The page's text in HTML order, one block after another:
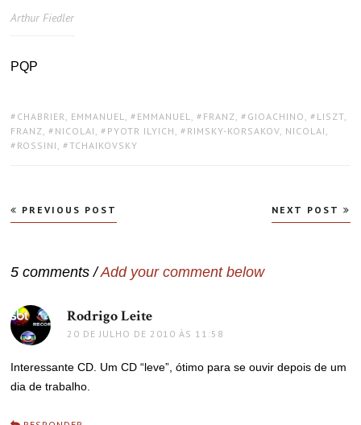
Arthur Fiedler
PQP
TAGS:
CHABRIER, EMMANUEL , EMMANUEL , FRANZ , GIOACHINO , LISZT,
FRANZ , NICOLAI , PYOTR ILYICH , RIMSKY-KORSAKOV, NICOLAI
ROSSINI , TCHAIKOVSKY
Navegação
de
PREVIOUS POST NEXT POST
5 comments /Add your comment below
Rodrigo Leite
20 DE JULHO DE 2010 ÀS 11:58
Interessante CD. Um CD “leve”, ótimo para se ouvir depois de um
dia de trabalho.